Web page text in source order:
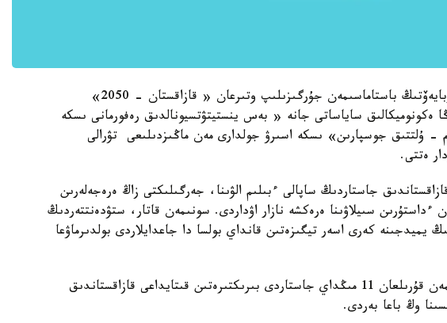
ەلشى ق ر پرەزيدەنتى ن. ءا. نازاربايەۆتىڭ باستاماسىمەن جۇرگىزىلىپ وتىرعان « قازاقستان - 2050»
ساياساتى جانە « بەس ينستيتۋتسيونالدىق رەفورمانى ىسكە
100 ناقتى قادام - ۇلتتىق جوسپارىن» ىسكە اسىرۋ جولدارى مەن ماڭىزدىلىعى تۋرالى
ەتتى.
جاستاردىڭ ساپالى ءبىلىم الۋىنا، جەرگىلىكتى زاڭ ەرەجەلەرىن
ءداستۇرىن سىيلاۋىنا ەرەكشە نازار اۋداردى. سونىمەن قاتار، ستۋدەنتتەردىڭ
يميدجىنە كەرى اسەر تيگىزەتىن قانداي بولسا دا جاعدايلاردى بولدىرماۋعا
ش. نۇرىشيەۆ ەلشىلىكتىڭ قولداۋىمەن قۇرىلعان 11 مىڭداي جاستاردى بىرىكتىرەتىن قىتايداعى قازاقستاندىق
وڭ باعا بەردى.